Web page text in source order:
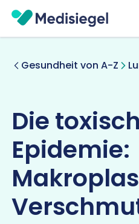
Gesundheit von A-Z
Die
Epidemie: